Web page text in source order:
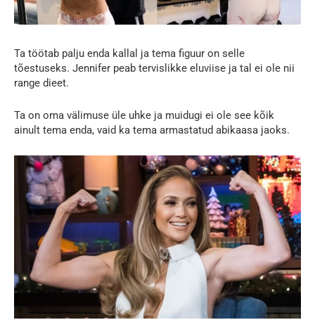
Ta töötab palju enda kallal ja tema figuur on selle
tõestuseks. Jennifer peab tervislikke eluviise ja tal ei ole nii
range dieet.
Ta on oma välimuse üle uhke ja muidugi ei ole see kõik
ainult tema enda, vaid ka tema armastatud abikaasa jaoks.